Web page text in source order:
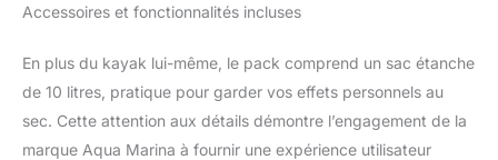
Accessoires et fonctionnalités incluses
En plus du kayak lui-même, le pack comprend un sac étanche
de 10 litres, pratique pour garder vos effets personnels au
sec. Cette attention aux détails démontre l’engagement de la
marque Aqua Marina à fournir une expérience utilisateur